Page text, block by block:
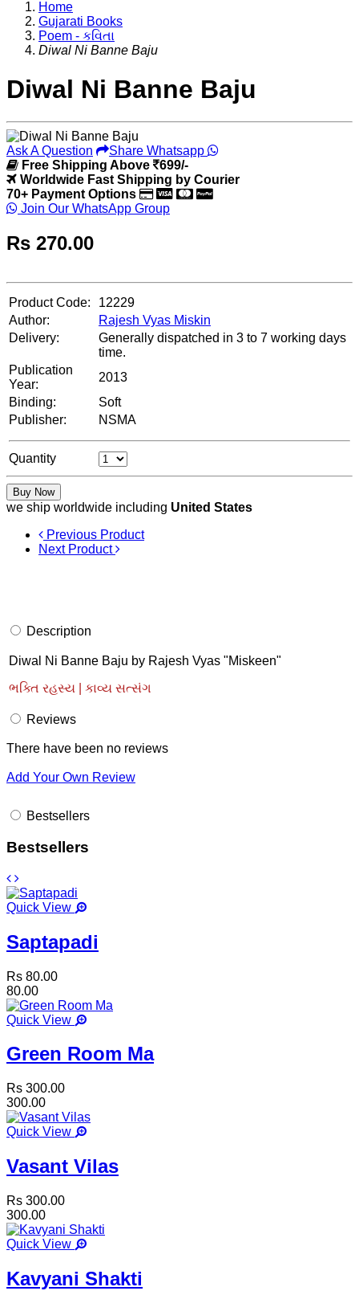
Home
Gujarati Books
Poem - કવિતા
Diwal Ni Banne Baju
Diwal Ni Banne Baju
Ask A Question
Share Whatsapp
Free Shipping Above
699/-
Worldwide Fast Shipping by Courier
70+ Payment Options
Join Our WhatsApp Group
Rs 270.00
Product Code:
12229
Author:
Rajesh Vyas Miskin
Delivery:
Generally dispatched in 3 to 7 working days
time.
Publication
Year:
2013
Binding:
Soft
Publisher:
NSMA
Quantity
Buy Now
we ship worldwide including United States
Previous Product
Next Product
Description
Diwal Ni Banne Baju by Rajesh Vyas "Miskeen"
ભક્તિ રહસ્ય | કાવ્ય સત્સંગ
Reviews
There have been no reviews
Add Your Own Review
Bestsellers
Bestsellers
Quick View
Saptapadi
Rs 80.00
80.00
Quick View
Green Room Ma
Rs 300.00
300.00
Quick View
Vasant Vilas
Rs 300.00
300.00
Quick View
Kavyani Shakti